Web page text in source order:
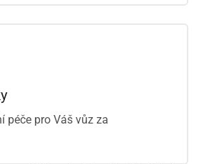
péče pro Váš vůz za